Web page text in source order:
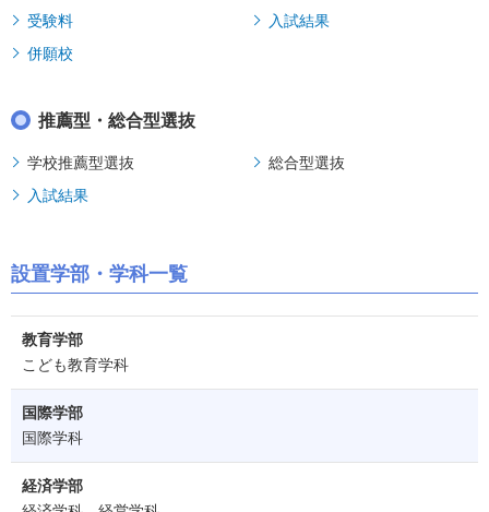
受験料
入試結果
併願校
推薦型・総合型選抜
学校推薦型選抜
総合型選抜
入試結果
設置学部・学科一覧
教育学部
こども教育学科
国際学部
国際学科
経済学部